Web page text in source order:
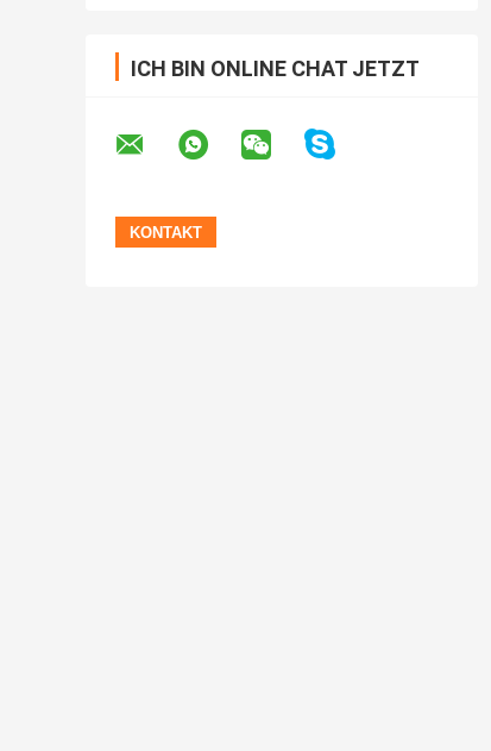
ICH BIN ONLINE CHAT JETZT